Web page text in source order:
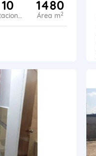
10
Estacionamiento
1480
Área m2